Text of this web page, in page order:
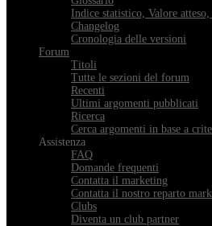
Indice statistico, Valore
Changelog
Cronologia delle versioni
Forum
Titoli
Tutte le sezioni del forum
Recenti
Ultimi argomenti pubblicati
Ricerca
Cerca argomenti in base a
Assistenza
FAQ
Domande frequenti
Contatta il marketing
Contatta il nostro reparto
Clubs
Diventa un club partner